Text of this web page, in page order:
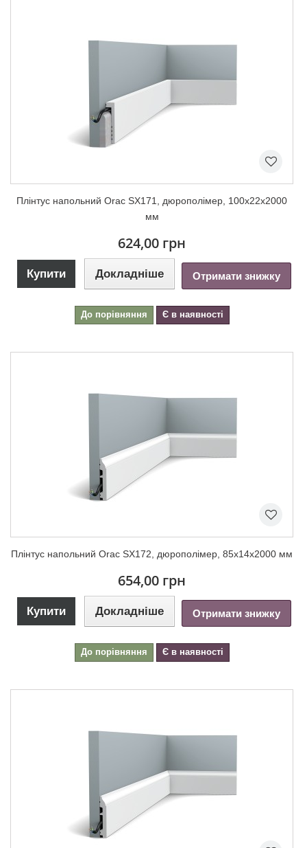
Плінтус напольний Orac SX171, дюрополімер, 100х22х2000
мм
624,00 грн
Купити Докладніше Отримати знижку
До порівняння Є в наявності
Плінтус напольний Orac SX172, дюрополімер, 85х14х2000 мм
654,00 грн
Купити Докладніше Отримати знижку
До порівняння Є в наявності